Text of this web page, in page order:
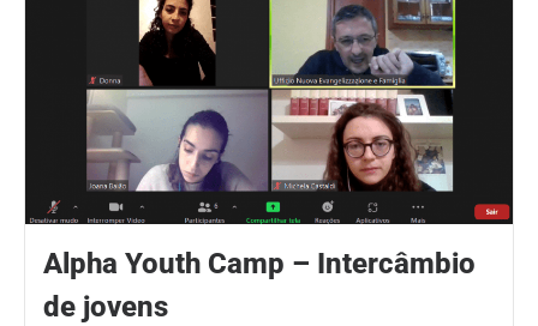
Alpha Youth Camp – Intercâmbio
de jovens